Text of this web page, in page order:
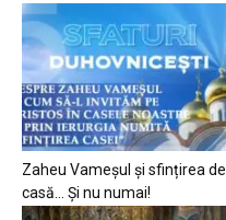
Zaheu Vameșul și sfințirea de
casă… Și nu numai!